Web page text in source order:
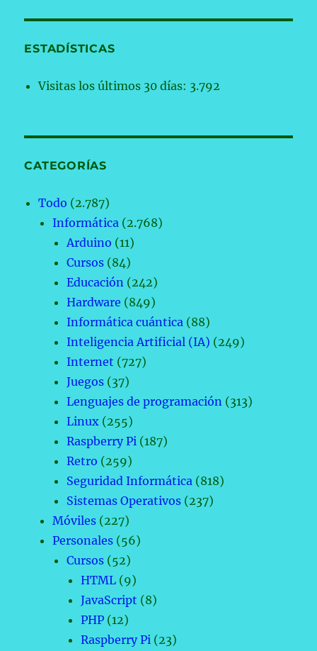
ESTADÍSTICAS
Visitas los últimos 30 días: 3.792
CATEGORÍAS
Todo (2.787)
Informática (2.768)
Arduino (11)
Cursos (84)
Educación (242)
Hardware (849)
Informática cuántica (88)
Inteligencia Artificial (IA) (249)
Internet (727)
Juegos (37)
Lenguajes de programación (313)
Linux (255)
Raspberry Pi (187)
Retro (259)
Seguridad Informática (818)
Sistemas Operativos (237)
Móviles (227)
Personales (56)
Cursos (52)
HTML (9)
JavaScript (8)
PHP (12)
Raspberry Pi (23)